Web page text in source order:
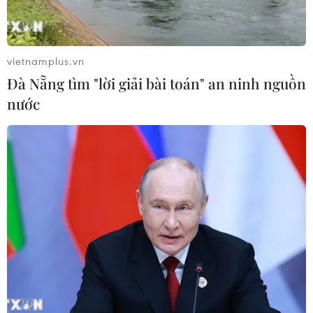
nâng cao năng lực phẫu thuật
chuyên sâu tại Bệnh viện K
06/08/2026 02:13
Chọn đúng đầu tàu: Danh mục
doanh nghiệp nhà nước mạnh và bài
toán giao nhiệm vụ
06/08/2026 00:56
Xem thêm
CƠ QUAN CHỦ QUẢN: THÔNG TẤN XÃ VIỆT NAM
vietnamplus.vn
Đà Nẵng tìm "lời giải bài toán" an ninh nguồn
nước